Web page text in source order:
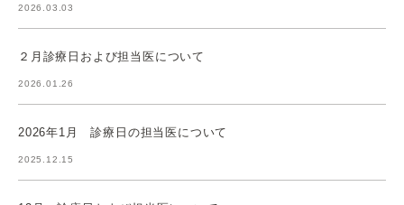
2026.03.03
２月診療日および担当医について
2026.01.26
2026年1月 診療日の担当医について
2025.12.15